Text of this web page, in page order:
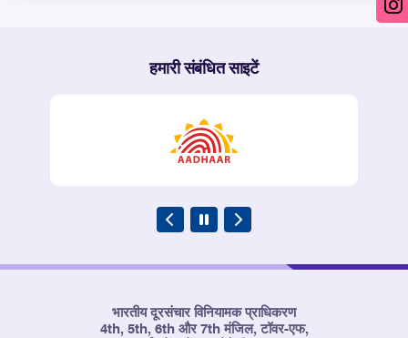
हमारी संबंधित साइटें
भारतीय दूरसंचार विनियामक प्राधिकरण
4th, 5th, 6th और 7th मंजिल, टॉवर-एफ,